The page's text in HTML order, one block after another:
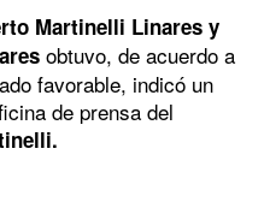
Martinelli Linares y
obtuvo, de acuerdo a
favorable, indicó un
de prensa del